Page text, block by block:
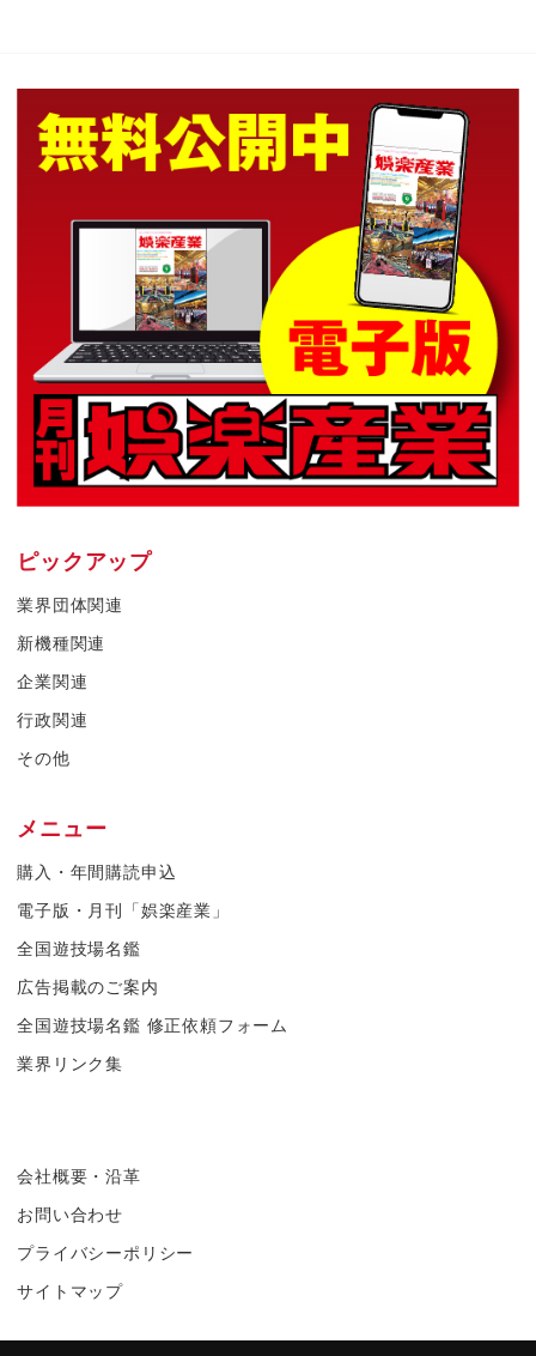
ピックアップ
業界団体関連
新機種関連
企業関連
行政関連
その他
メニュー
購入・年間購読申込
電子版・月刊「娯楽産業」
全国遊技場名鑑
広告掲載のご案内
全国遊技場名鑑 修正依頼フォーム
業界リンク集
会社概要・沿革
お問い合わせ
プライバシーポリシー
サイトマップ